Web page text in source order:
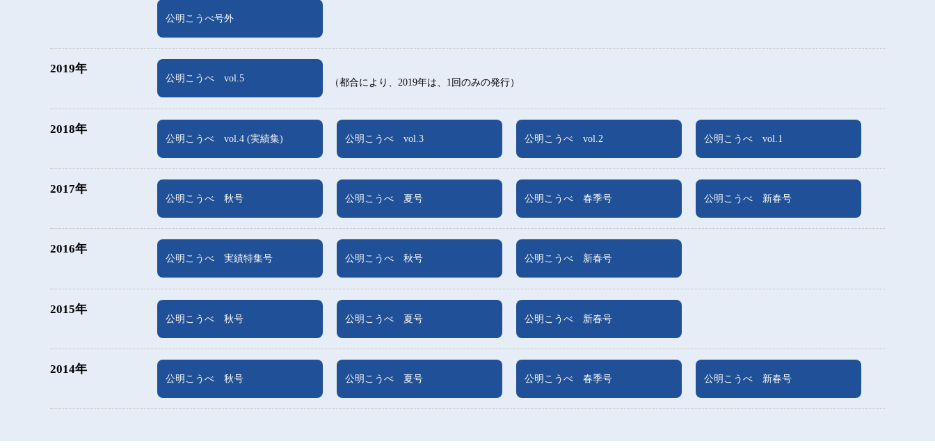
公明こうべ号外
2019年
公明こうべ vol.5 （都合により、2019年は、1回のみの発行）
2018年
公明こうべ vol.4 (実績集) 公明こうべ vol.3 公明こうべ vol.2 公明こうべ vol.1
2017年
公明こうべ 秋号 公明こうべ 夏号 公明こうべ 春季号 公明こうべ 新春号
2016年
公明こうべ 実績特集号 公明こうべ 秋号 公明こうべ 新春号
2015年
公明こうべ 秋号 公明こうべ 夏号 公明こうべ 新春号
2014年
公明こうべ 秋号 公明こうべ 夏号 公明こうべ 春季号 公明こうべ 新春号